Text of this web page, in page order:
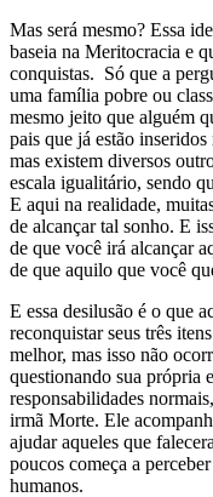
Mas será mesmo? Essa
baseia na Meritocracia e
conquistas. Só que a
uma família pobre ou
mesmo jeito que alguém
pais que já estão
mas existem diversos
escala igualitário, sendo
E aqui na realidade,
de alcançar tal sonho. E
de que você irá alcançar
de que aquilo que você
E essa desilusão é o que
reconquistar seus três
melhor, mas isso não
questionando sua própria
responsabilidades
irmã Morte. Ele
ajudar aqueles que
poucos começa a
humanos.